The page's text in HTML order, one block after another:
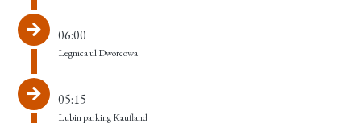
06:00
Legnica ul Dworcowa
05:15
Lubin parking Kaufland